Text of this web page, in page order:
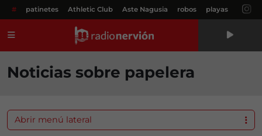
# patinetes Athletic Club Aste Nagusia robos playas
Noticias sobre papelera
Abrir menú lateral